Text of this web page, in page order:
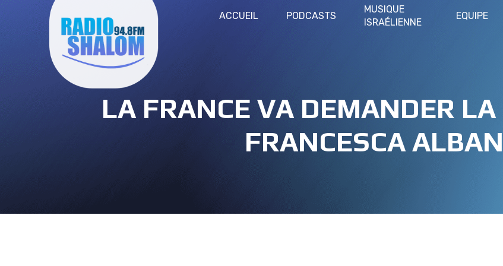
ACCUEIL PODCASTS
MUSIQUE
ISRAÉLIENNE
EQUIPE
LA FRANCE VA DEMANDER
FRANCESCA